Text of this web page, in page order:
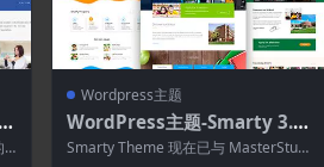
Wordpress主题
WordPress主题-Smarty 3.5.
6–学校幼儿园WordPress主题
Smarty Theme 现在已与 MasterStudy